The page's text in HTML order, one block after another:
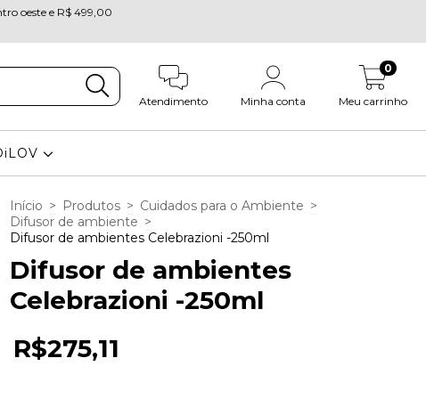
oeste e R$ 499,00
Atendimento Minha conta Meu carrinho
0
Início > Produtos > Cuidados para o Ambiente >
Difusor de ambiente >
Difusor de ambientes Celebrazioni -250ml
Difusor de ambientes
Celebrazioni -250ml
R$275,11